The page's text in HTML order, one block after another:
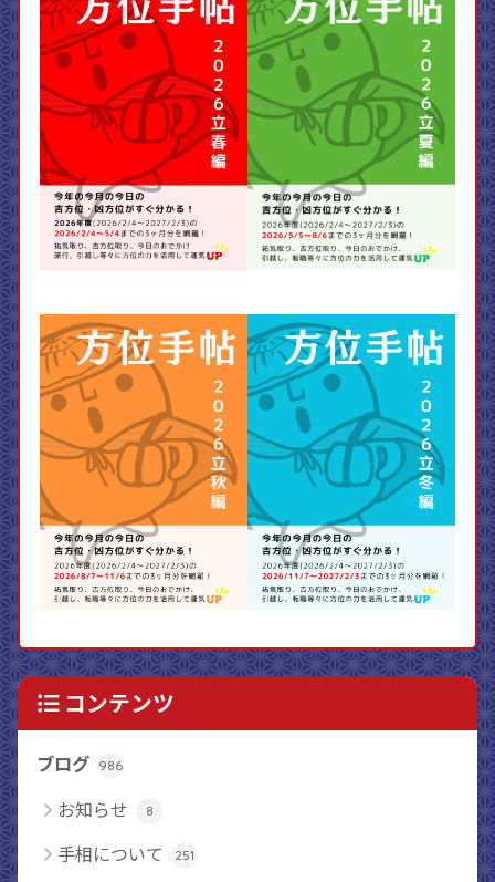
コンテンツ
ブログ 986
お知らせ 8
手相について 251